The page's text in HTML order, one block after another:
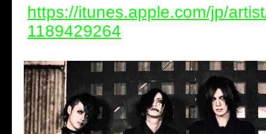
https://itunes.apple.com/jp/
1189429264